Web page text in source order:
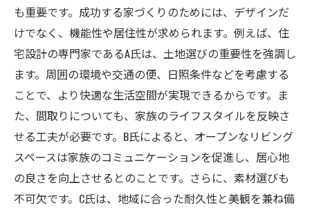
も重要です。成功する家づくりのためには、デザインだ
けでなく、機能性や居住性が求められます。例えば、住
宅設計の専門家であるA氏は、土地選びの重要性を強調し
ます。周囲の環境や交通の便、日照条件などを考慮する
ことで、より快適な生活空間が実現できるからです。ま
た、間取りについても、家族のライフスタイルを反映さ
せる工夫が必要です。B氏によると、オープンなリビング
スペースは家族のコミュニケーションを促進し、居心地
の良さを向上させるとのことです。さらに、素材選びも
不可欠です。C氏は、地域に合った耐久性と美観を兼ね備